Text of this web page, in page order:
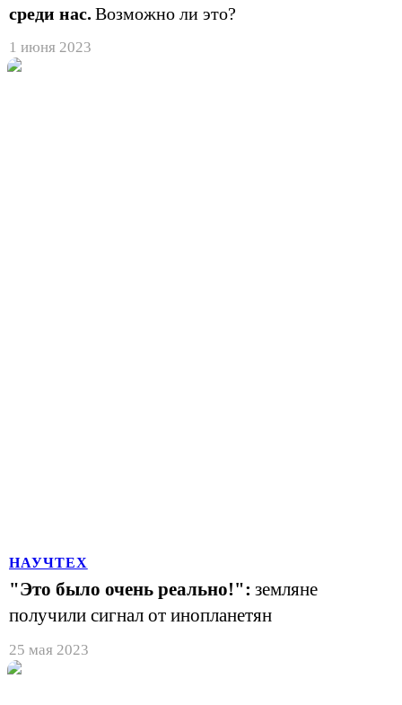
среди нас. Возможно ли это?
1 июня 2023
НАУЧТЕХ
"Это было очень реально!": земляне
получили сигнал от инопланетян
25 мая 2023